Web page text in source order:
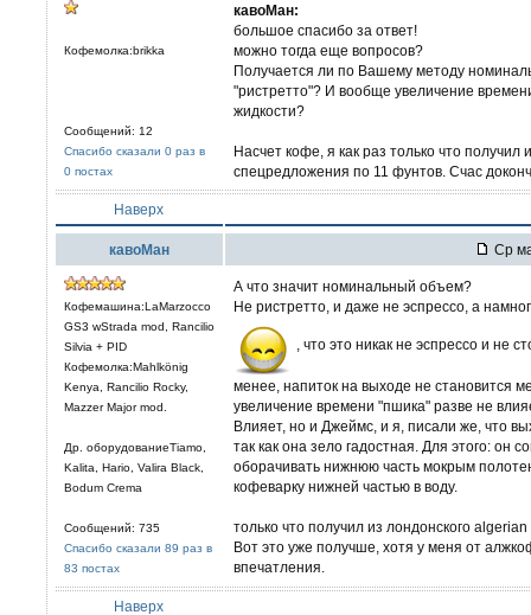
Кофемолка:brikka
Сообщений: 12
Спасибо сказали 0 раз в
0 постах
кавоМан:
большое спасибо за ответ!
можно тогда еще вопросов?
Получается ли по Вашему методу
"ристретто"? И вообще увеличение
жидкости?
Насчет кофе, я как раз только что получил
спецредложения по 11 фунтов. Счас
Наверх
кавоМан Ср
Кофемашина:LaMarzocco
GS3 wStrada mod, Rancilio
Silvia + PID
Кофемолка:Mahlkönig
Kenya, Rancilio Rocky,
Mazzer Major mod.
Др. оборудованиеTiamo,
Kalita, Hario, Valira Black,
Bodum Crema
Сообщений: 735
Спасибо сказали 89 раз в
83 постах
А что значит номинальный объем?
Не ристретто, и даже не эспрессо, а
, что это никак не эспрессо и не
менее, напиток на выходе не становится
увеличение времени "пшика" разве не
Влияет, но и Джеймс, и я, писали же, что
так как она зело гадостная. Для этого: он
оборачивать нижнюю часть мокрым
кофеварку нижней частью в воду.
только что получил из лондонского
Вот это уже получше, хотя у меня от
впечатления.
Наверх